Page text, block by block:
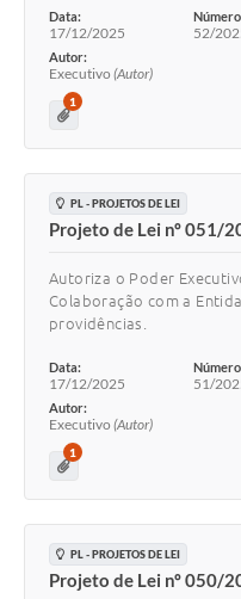
Data:
17/12/2025 52/
Autor:
Executivo (Autor)
1
PL - PROJETOS DE LEI
Projeto de Lei nº 051/
Autoriza o Poder
Colaboração com a
providências.
Data:
17/12/2025 51/
Autor:
Executivo (Autor)
1
PL - PROJETOS DE LEI
Projeto de Lei nº 050/